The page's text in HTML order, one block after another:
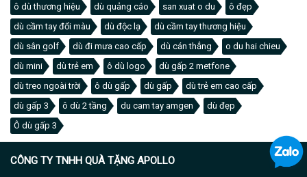
ô dù thương hiệu
dù quảng cáo san xuat o du
ô đẹp
dù cầm tay đổi màu
dù độc lạ
dù cầm tay thương hiệu
dù sân golf
dù đi mưa cao cấp dù cán thẳng
o du hai chieu
dù mini
dù trẻ em ô dù logo
dù gấp 2 metfone
dù treo ngoài trời
ô dù gấp dù gấp
dù trẻ em cao cấp
dù gấp 3
ô dù 2 tầng du cam tay amgen
dù đẹp
Ô dù gấp 3
CÔNG TY TNHH QUÀ TẶNG APOLLO